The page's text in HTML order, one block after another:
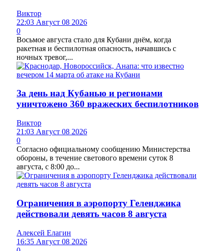
Виктор
22:03 Август 08 2026
0
Восьмое августа стало для Кубани днём, когда
ракетная и беспилотная опасность, начавшись с
ночных тревог,...
За день над Кубанью и регионами
уничтожено 360 вражеских беспилотников
Виктор
21:03 Август 08 2026
0
Согласно официальному сообщению Министерства
обороны, в течение светового времени суток 8
августа, с 8:00 до...
Ограничения в аэропорту Геленджика
действовали девять часов 8 августа
Алексей Елагин
16:35 Август 08 2026